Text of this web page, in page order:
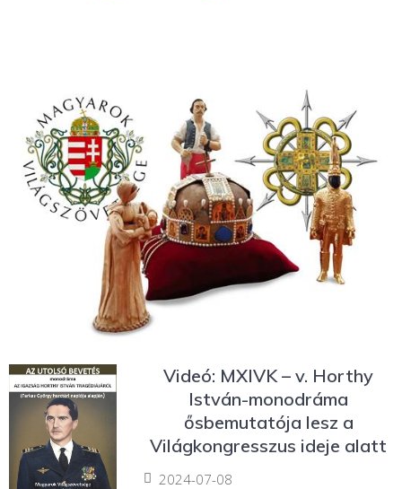
Videó: MXIVK – v. Horthy
István-monodráma
ősbemutatója lesz a
Világkongresszus ideje alatt
2024-07-08